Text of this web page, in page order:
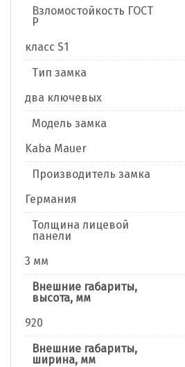
Взломостойкость ГОСТ
Р
класс S1
Тип замка
два ключевых
Модель замка
Kaba Mauer
Производитель замка
Германия
Толщина лицевой
панели
3 мм
Внешние габариты,
высота, мм
920
Внешние габариты,
ширина, мм